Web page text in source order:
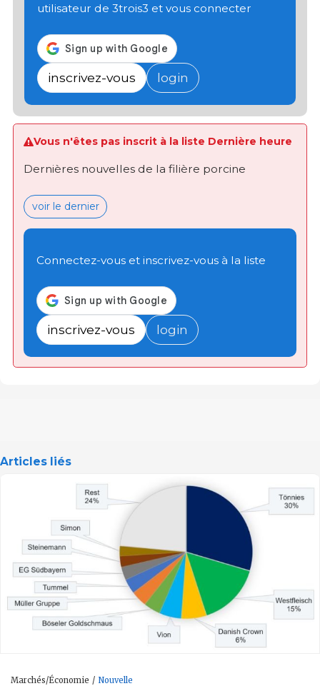
utilisateur de 3trois3 et vous connecter
inscrivez-vous login
Vous n'êtes pas inscrit à la liste Dernière heure
Dernières nouvelles de la filière porcine
voir le dernier
Connectez-vous et inscrivez-vous à la liste
inscrivez-vous login
Articles liés
Marchés/Économie Nouvelle